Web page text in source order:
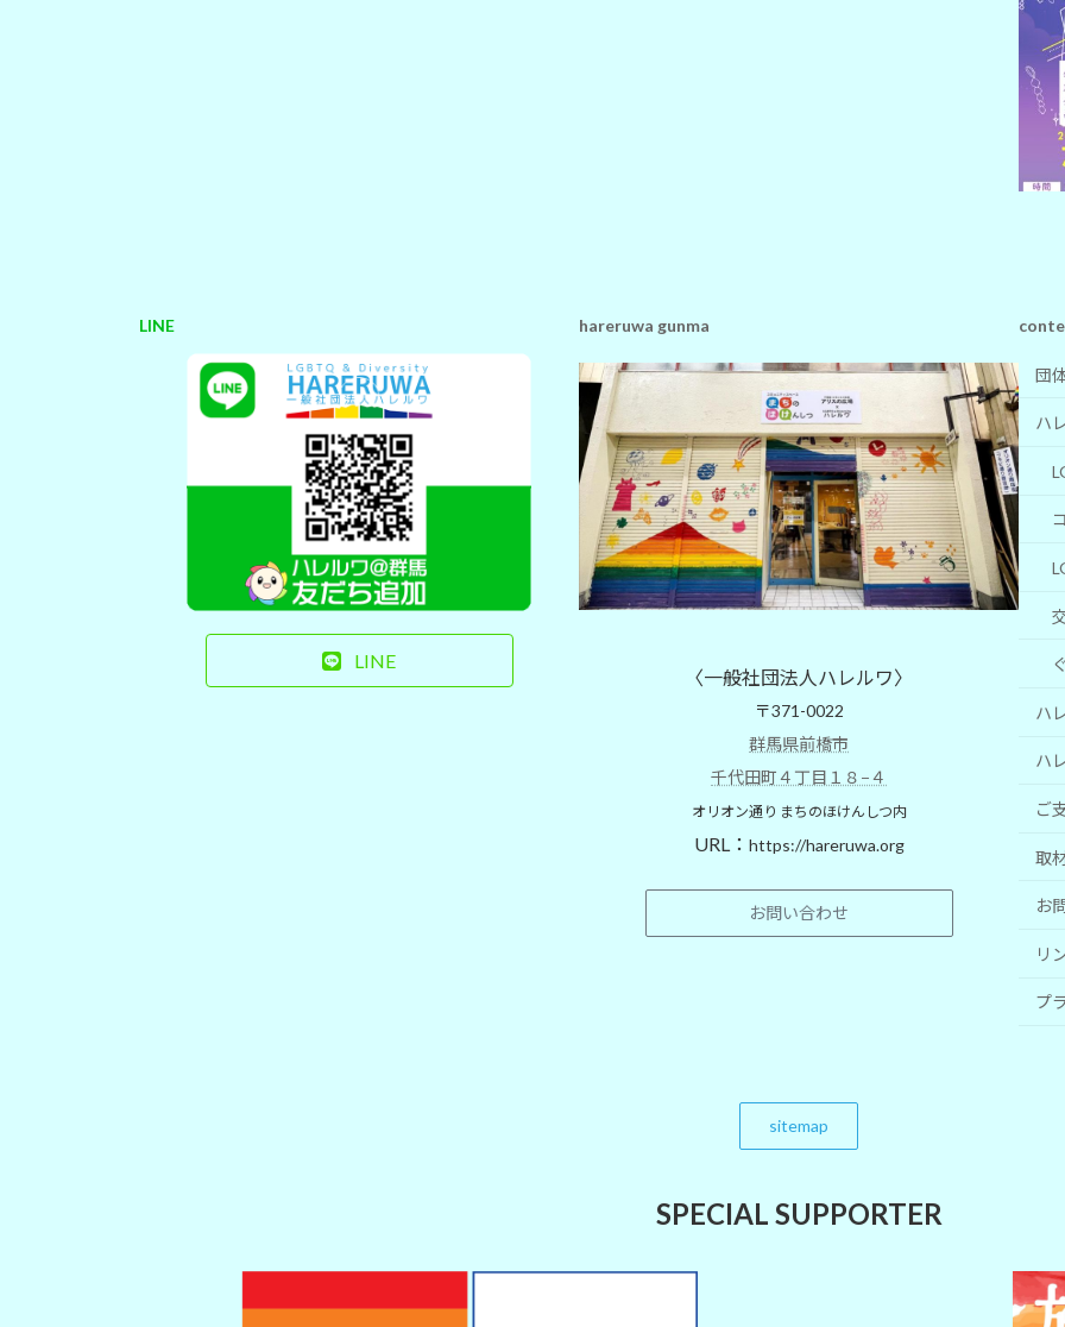
LINE
LINE
hareruwa gunma
〈一般社団法人ハレルワ〉
〒371-0022
群馬県前橋市
千代田町４丁目１８−４
オリオン通り まちのほけんしつ内
URL： https://hareruwa.org
お問い合わせ
団
ハ
ハ
ハ
ご
取
お
リ
プ
sitemap
SPECIAL SUPPORTER